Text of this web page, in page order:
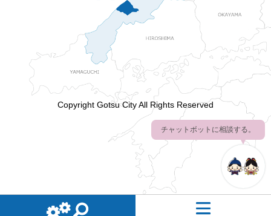
Copyright Gotsu City All Rights Reserved
チャットボットに相談する。